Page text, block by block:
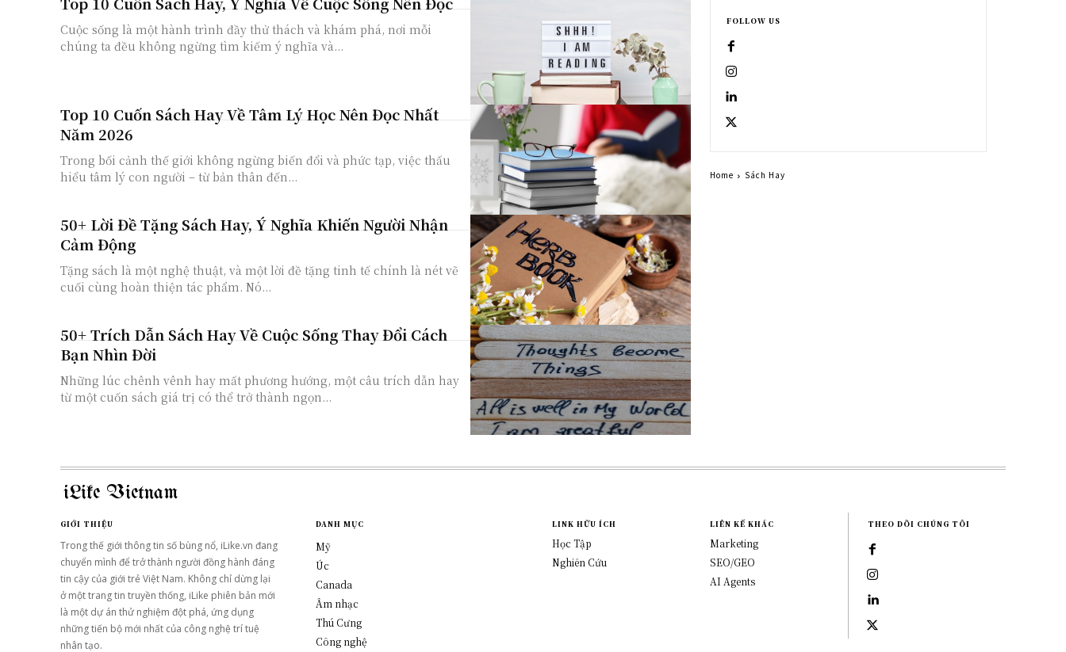
Cuộc sống là một hành trình đầy thử thách và khám phá, nơi mỗi
chúng ta đều không ngừng tìm kiếm ý nghĩa và...
Top 10 Cuốn Sách Hay Về Tâm Lý Học Nên Đọc Nhất
Năm 2026
Trong bối cảnh thế giới không ngừng biến đổi và phức tạp, việc thấu
hiểu tâm lý con người – từ bản thân đến...
50+ Lời Đề Tặng Sách Hay, Ý Nghĩa Khiến Người Nhận
Cảm Động
Tặng sách là một nghệ thuật, và một lời đề tặng tinh tế chính là nét vẽ
cuối cùng hoàn thiện tác phẩm. Nó...
50+ Trích Dẫn Sách Hay Về Cuộc Sống Thay Đổi Cách
Bạn Nhìn Đời
Những lúc chênh vênh hay mất phương hướng, một câu trích dẫn hay
từ một cuốn sách giá trị có thể trở thành ngọn...
FOLLOW US
Home Sách Hay
iLike Vietnam
GIỚI THIỆU
Trong thế giới thông tin số bùng nổ, iLike.vn đang
chuyển mình để trở thành người đồng hành đáng
tin cậy của giới trẻ Việt Nam. Không chỉ dừng lại
ở một trang tin truyền thống, iLike phiên bản mới
là một dự án thử nghiệm đột phá, ứng dụng
những tiến bộ mới nhất của công nghệ trí tuệ
nhân tạo.
DANH MỤC
Mỹ
Úc
Canada
Âm nhạc
Thú Cưng
Công nghệ
LINK HỮU ÍCH
Học Tập
Nghiên Cứu
LIÊN KẾ KHÁC
Marketing
SEO/GEO
AI Agents
THEO DÕI CHÚNG TÔI